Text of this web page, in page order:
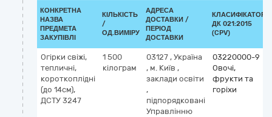
КОНКРЕТНА
НАЗВА
ПРЕДМЕТА
ЗАКУПІВЛІ
КІЛЬКІСТЬ
/
ОД.ВИМІРУ
АДРЕСА
ДОСТАВКИ /
ПЕРІОД
ДОСТАВКИ
КЛАСИФІКАТОР
ДК 021:2015
(CPV)
Огірки свіжі,
тепличні,
короткоплідні
(до 14см),
ДСТУ 3247
1 500
кілограм
03127 , Україна
, м. Київ ,
заклади освіти
,
підпорядковані
Управлінню
03220000-9
Овочі,
фрукти та
горіхи